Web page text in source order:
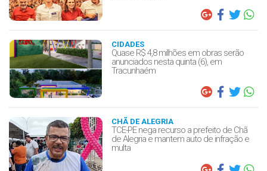
CIDADES
Quase R$ 4,8 milhões em obras serão
anunciados nesta quinta (6), em
Tracunhaém
CHÃ DE ALEGRIA
TCE-PE nega recurso a prefeito de Chã
de Alegria e mantem auto de infração e
multa